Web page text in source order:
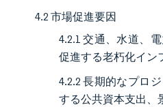
4.2 市場促進要因
4.2.1 交通、水道、
促進する老朽化イン
4.2.2 長期的なプロ
する公共資本支出、